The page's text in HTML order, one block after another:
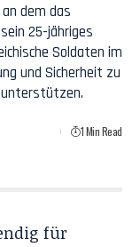
dem das
25-jähriges
Soldaten im
und Sicherheit zu
1 Min Read
für